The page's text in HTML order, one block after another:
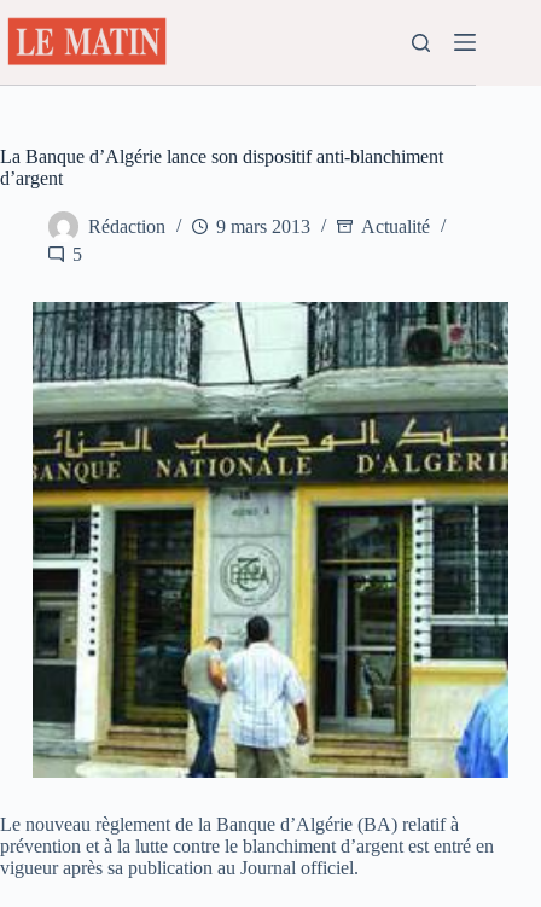
au
contenu
La Banque d’Algérie lance son dispositif anti-blanchiment
d’argent
Rédaction 9 mars 2013
Actualité
5
Le nouveau règlement de la Banque d’Algérie (BA) relatif à
prévention et à la lutte contre le blanchiment d’argent est entré en
vigueur après sa publication au Journal officiel.